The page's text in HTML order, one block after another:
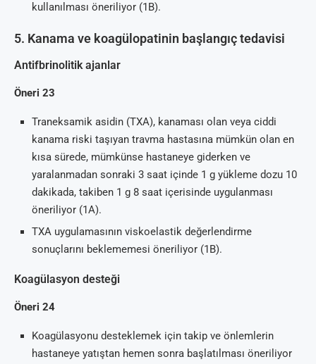
kullanılması öneriliyor (1B).
5. Kanama ve koagülopatinin başlangıç tedavisi
Antifbrinolitik ajanlar
Öneri 23
Traneksamik asidin (TXA), kanaması olan veya ciddi
kanama riski taşıyan travma hastasına mümkün olan en
kısa sürede, mümkünse hastaneye giderken ve
yaralanmadan sonraki 3 saat içinde 1 g yükleme dozu 10
dakikada, takiben 1 g 8 saat içerisinde uygulanması
öneriliyor (1A).
TXA uygulamasının viskoelastik değerlendirme
sonuçlarını beklememesi öneriliyor (1B).
Koagülasyon desteği
Öneri 24
Koagülasyonu desteklemek için takip ve önlemlerin
hastaneye yatıştan hemen sonra başlatılması öneriliyor